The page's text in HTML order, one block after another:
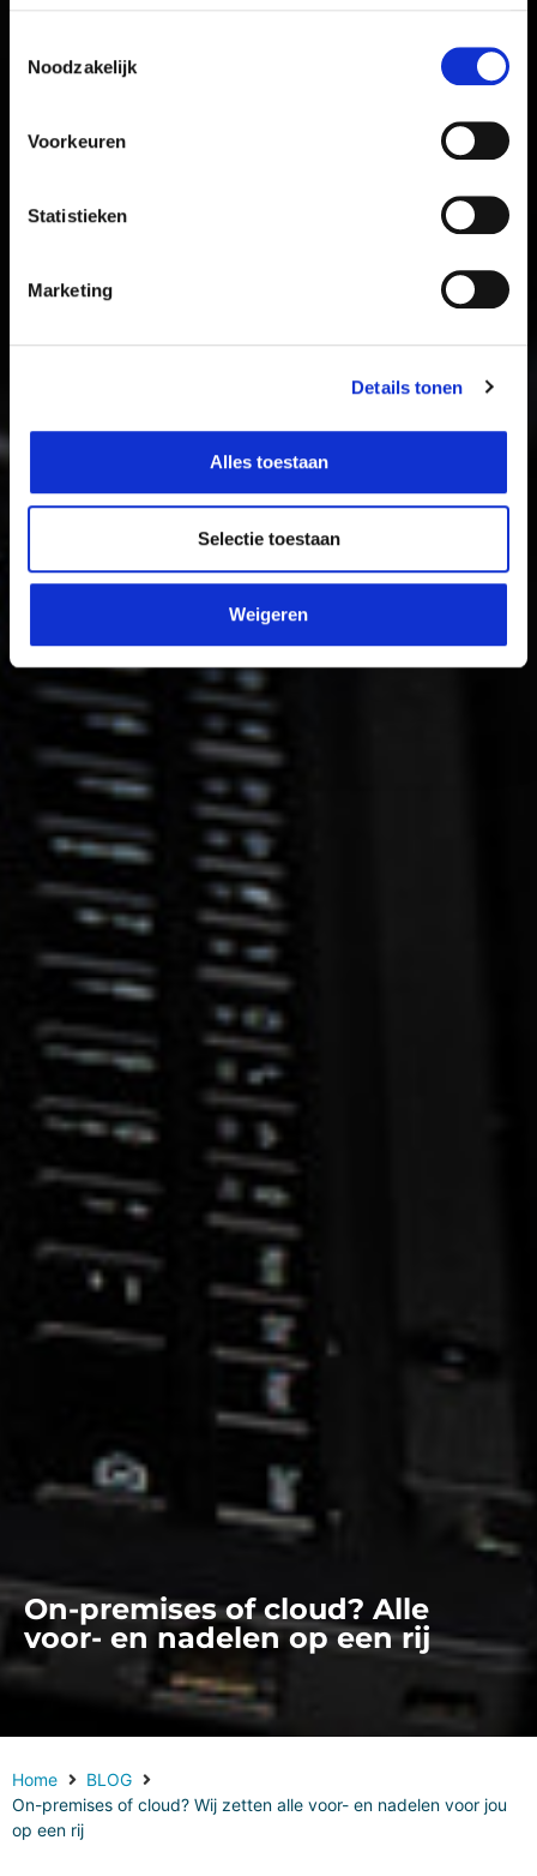
Noodzakelijk
Voorkeuren
Statistieken
Marketing
Details tonen
Alles toestaan
Selectie toestaan
Weigeren
On-premises of cloud? Alle
voor- en nadelen op een rij
Home
BLOG
On-premises of cloud? Wij zetten alle voor- en nadelen voor jou
op een rij